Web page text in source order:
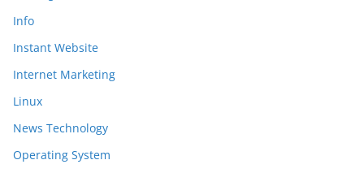
Info
Instant Website
Internet Marketing
Linux
News Technology
Operating System